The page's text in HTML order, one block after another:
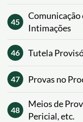
45
Comunicação
Intimações
46 Tutela
47 Provas no
48
Meios de
Pericial, etc.